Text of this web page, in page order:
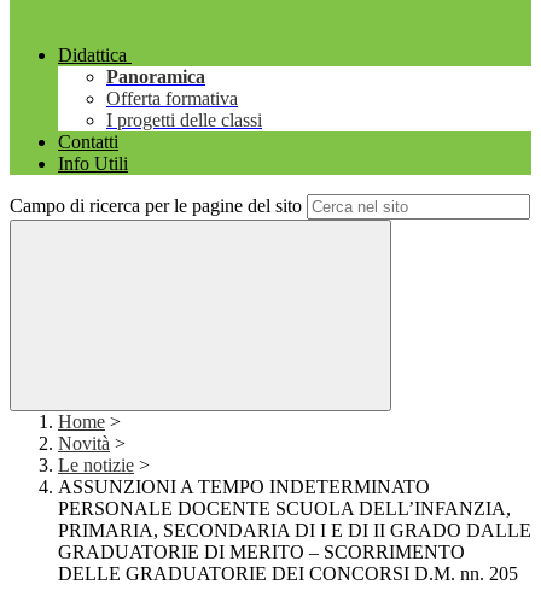
Didattica
Panoramica
Offerta formativa
I progetti delle classi
Contatti
Info Utili
Campo di ricerca per le pagine del sito
Home >
Novità >
Le notizie >
ASSUNZIONI A TEMPO INDETERMINATO
PERSONALE DOCENTE SCUOLA DELL’INFANZIA,
PRIMARIA, SECONDARIA DI I E DI II GRADO DALLE
GRADUATORIE DI MERITO – SCORRIMENTO
DELLE GRADUATORIE DEI CONCORSI D.M. nn. 205